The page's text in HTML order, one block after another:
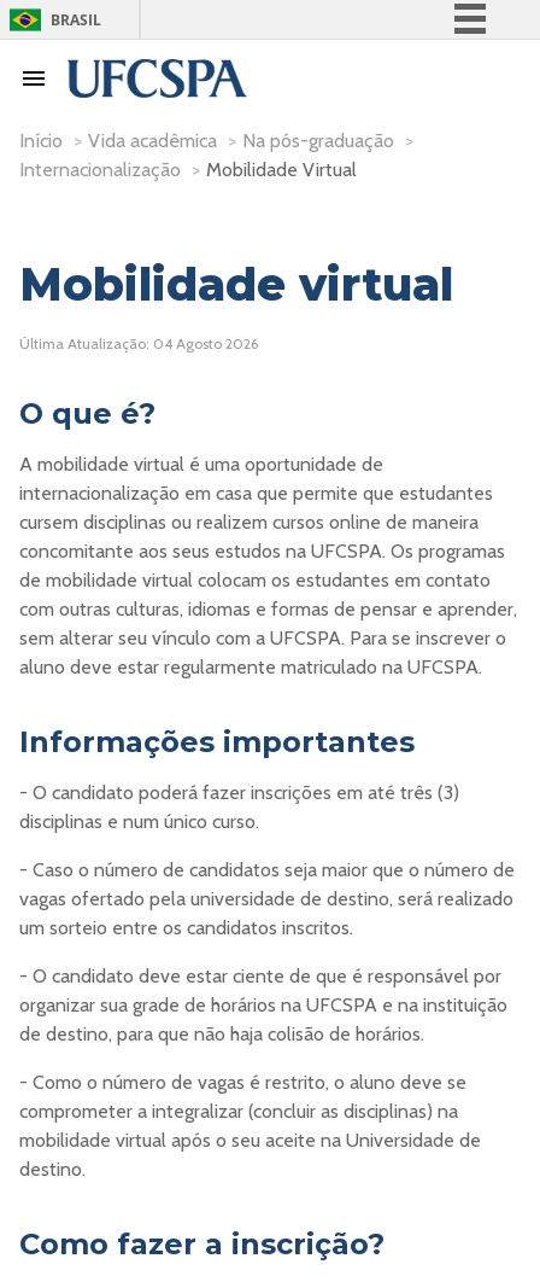
BRASIL
Participe
Acesso à informação
Início > Vida acadêmica > Na pós-graduação >
Internacionalização > Mobilidade Virtual
Mobilidade virtual
Última Atualização: 04 Agosto 2026
O que é?
A mobilidade virtual é uma oportunidade de
internacionalização em casa que permite que estudantes
cursem disciplinas ou realizem cursos online de maneira
concomitante aos seus estudos na UFCSPA. Os programas
de mobilidade virtual colocam os estudantes em contato
com outras culturas, idiomas e formas de pensar e aprender,
sem alterar seu vínculo com a UFCSPA. Para se inscrever o
aluno deve estar regularmente matriculado na UFCSPA.
Informações importantes
- O candidato poderá fazer inscrições em até três (3)
disciplinas e num único curso.
- Caso o número de candidatos seja maior que o número de
vagas ofertado pela universidade de destino, será realizado
um sorteio entre os candidatos inscritos.
- O candidato deve estar ciente de que é responsável por
organizar sua grade de horários na UFCSPA e na instituição
de destino, para que não haja colisão de horários.
- Como o número de vagas é restrito, o aluno deve se
comprometer a integralizar (concluir as disciplinas) na
mobilidade virtual após o seu aceite na Universidade de
destino.
Como fazer a inscrição?